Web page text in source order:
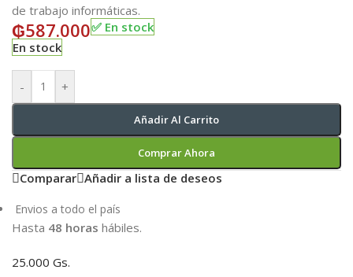
de trabajo informáticas.
₲587.000✅ En stock
En stock
- +
Añadir Al Carrito
Comprar Ahora
Comparar Añadir a lista de deseos
Envios a todo el país
Hasta 48 horas hábiles.
25.000 Gs.